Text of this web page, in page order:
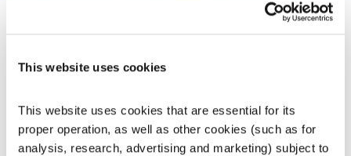
This website uses cookies
This website uses cookies that are essential for its
proper operation, as well as other cookies (such as for
analysis, research, advertising and marketing) subject to
כל יום מחדש
אמיר פרי